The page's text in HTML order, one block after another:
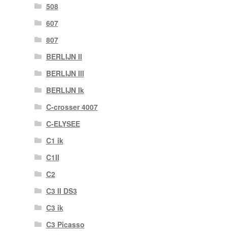
508
607
807
BERLIJN II
BERLIJN III
BERLIJN Ik
C-crosser 4007
C-ELYSEE
C1 ik
C1II
C2
C3 II DS3
C3 ik
C3 Picasso